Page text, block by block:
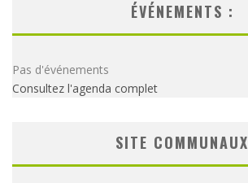
ÉVÉNEMENTS :
Pas d'événements
Consultez l'agenda complet
SITE COMMUNAUX